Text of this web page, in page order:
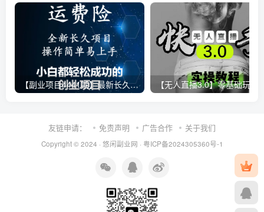
【副业项目4441期】最新长久稳定暴利项目，运费险全新玩法，日赚1000（包含详细教程，全程指导）
友链申请： 免责声明 广告合作 关于我们
Copyright © 2024 · 悠闲副业网 · 粤ICP备2024305360号-1